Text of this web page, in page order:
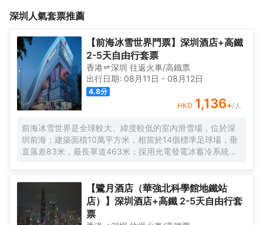
恢復自己的舒適狀態，做一個真正的“旅”遊者。<br>
地，益田假日廣場，提倡新中產消費者提供高品質的「優」享旅居
賓客在入住中發現日常之美，優享生活之趣，在快節奏的工作之餘
恢復自己的舒適狀態，做一個真正的“旅”遊者。<br>
深圳 人氣套票推薦
【前海冰雪世界門票】深圳酒店+高鐵
2-5天自由行套票
香港 深圳 往返火車/高鐵票
出行日期: 08月11日 - 08月12日
4.8分
HKD 1,136+/人
前海冰雪世界是全球較大、緯度較低的室內滑雪場，位於深
圳前海；建築面積10萬平方米，相當於14個標準足球場，垂
直落差83米，最長單道463米‌；採用光電發電冰蓄冷系統，
【鷺月酒店（華強北科學館地鐵站
店）】深圳酒店+高鐵 2-5天自由行套
票